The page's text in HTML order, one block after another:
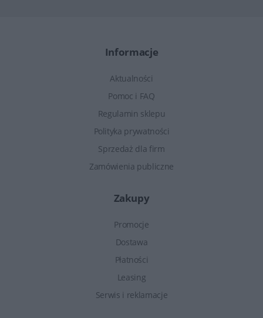
Informacje
Aktualności
Pomoc i FAQ
Regulamin sklepu
Polityka prywatności
Sprzedaż dla firm
Zamówienia publiczne
Zakupy
Promocje
Dostawa
Płatności
Leasing
Serwis i reklamacje